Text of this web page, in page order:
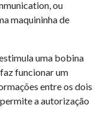
ou
maquininha de
uma bobina
funcionar um
entre os dois
a autorização